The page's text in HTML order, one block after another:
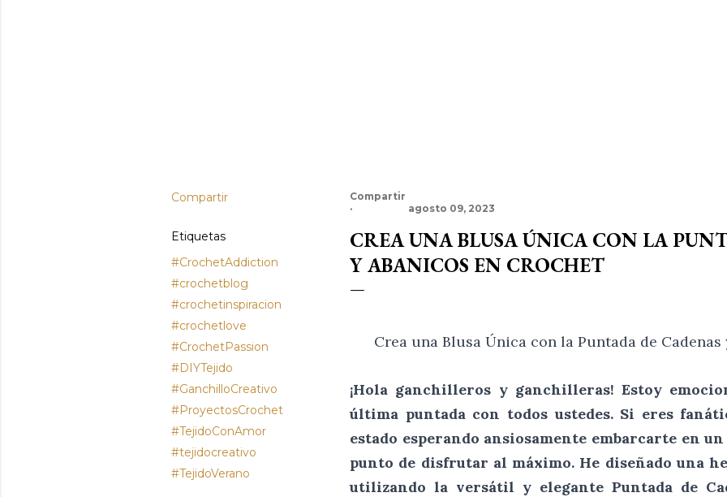
Compartir
Etiquetas
#CrochetAddiction
#crochetblog
#crochetinspiracion
#crochetlove
#CrochetPassion
#DIYTejido
#GanchilloCreativo
#ProyectosCrochet
#TejidoConAmor
#tejidocreativo
#TejidoVerano
Compartir
agosto 09, 2023
CREA UNA BLUSA ÚNICA CON LA
Y ABANICOS EN CROCHET
Crea una Blusa Única con la Puntada de
¡Hola ganchilleros y ganchilleras! Estoy
última puntada con todos ustedes. Si eres
estado esperando ansiosamente embarcarte en
punto de disfrutar al máximo. He diseñado una
utilizando la versátil y elegante Puntada de